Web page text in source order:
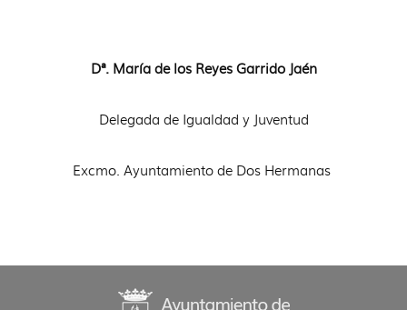
Dª. María de los Reyes Garrido Jaén
Delegada de Igualdad y Juventud
Excmo. Ayuntamiento de Dos Hermanas